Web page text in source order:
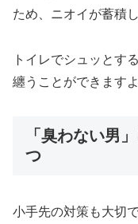
ため、ニオイが蓄積
トイレでシュッとす
纏うことができますよ
「臭わない男
つ
小手先の対策も大切